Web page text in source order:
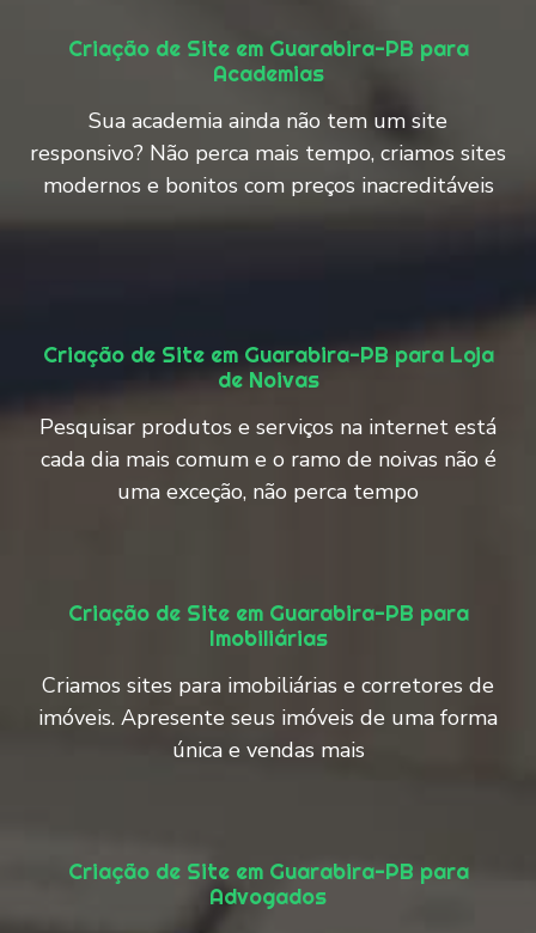
Criação de Site em Guarabira-PB para
Academias
Sua academia ainda não tem um site
responsivo? Não perca mais tempo, criamos sites
modernos e bonitos com preços inacreditáveis
Criação de Site em Guarabira-PB para Loja
de Noivas
Pesquisar produtos e serviços na internet está
cada dia mais comum e o ramo de noivas não é
uma exceção, não perca tempo
Criação de Site em Guarabira-PB para
Imobiliárias
Criamos sites para imobiliárias e corretores de
imóveis. Apresente seus imóveis de uma forma
única e vendas mais
Criação de Site em Guarabira-PB para
Advogados